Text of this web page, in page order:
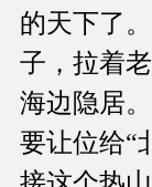
的天下了
子，拉着
海边隐居
要让位给“